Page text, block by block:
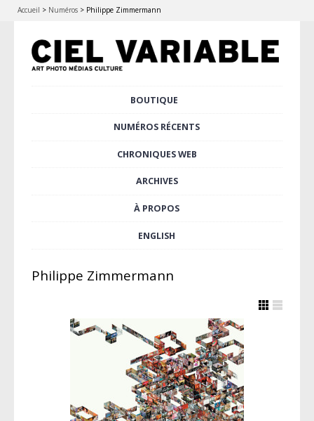
Accueil > Numéros > Philippe Zimmermann
BOUTIQUE
NUMÉROS RÉCENTS
CHRONIQUES WEB
ARCHIVES
À PROPOS
ENGLISH
Philippe Zimmermann